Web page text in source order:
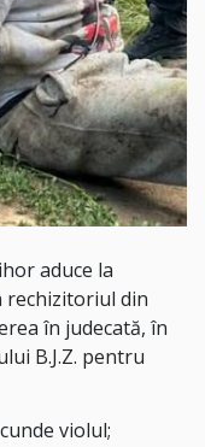
aduce la
rechizitoriul din
în judecată, în
B.J.Z. pentru
violul;